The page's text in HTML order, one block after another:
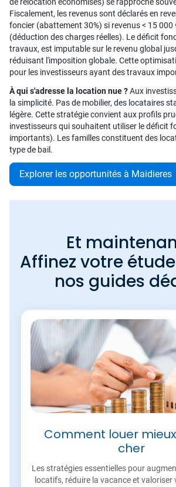
Fiscalement, les revenus sont déclarés en
foncier (abattement 30%) si revenus < 15 000
(déduction des charges réelles). Le déficit
travaux, est imputable sur le revenu global
réduisant l'imposition globale. Cette
pour les investisseurs ayant des travaux
À qui s'adresse la location nue ?Aux
la simplicité. Pas de mobilier, des locataires
légère. Cette stratégie convient aux profils
investisseurs qui souhaitent utiliser le déficit
importants). Les familles constituent des
type de bail.
Explorer les opportunités à Maidieres
Et
Affinez votre
nos guides
Comment louer
cher
Les stratégies essentielles pour
locatifs, réduire la vacance et valoriser